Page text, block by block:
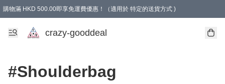
購物滿 HKD 500.00即享免運費優惠！（適用於 特定的送貨方式 )
成為會員可享免費禮品
crazy-gooddeal
#Shoulderbag